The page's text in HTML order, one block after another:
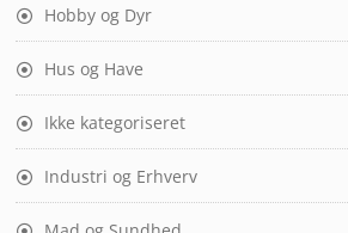
Hobby og Dyr
Hus og Have
Ikke kategoriseret
Industri og Erhverv